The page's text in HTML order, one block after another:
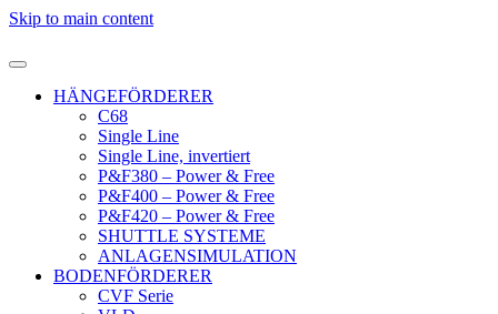
Skip to main content
HÄNGEFÖRDERER
C68
Single Line
Single Line, invertiert
P&F380 – Power & Free
P&F400 – Power & Free
P&F420 – Power & Free
SHUTTLE SYSTEME
ANLAGENSIMULATION
BODENFÖRDERER
CVF Serie